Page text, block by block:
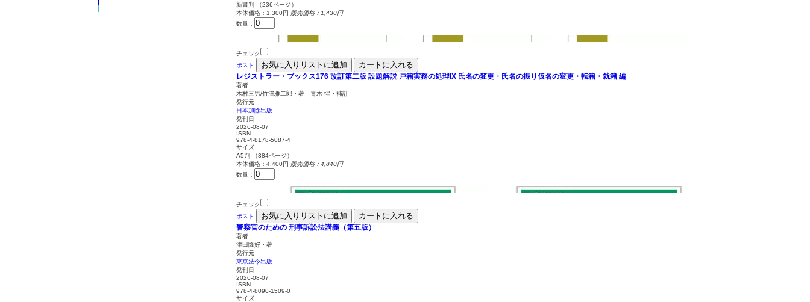
新書判 （236ページ）
本体価格：1,300円 販売価格：1,430円
数量：
チェック
ポスト
お気に入りリストに追加 カートに入れる
レジストラー・ブックス176 改訂第二版 設題解説 戸籍実務の処理IX 氏名の変更・氏名の振り仮名の変更・転籍・就籍 編
著者
木村三男/竹澤雅二郎・著 青木 惺・補訂
発行元
日本加除出版
発刊日
2026-08-07
ISBN
978-4-8178-5087-4
サイズ
A5判 （384ページ）
本体価格：4,400円 販売価格：4,840円
数量：
チェック
ポスト
お気に入りリストに追加 カートに入れる
警察官のための 刑事訴訟法講義（第五版）
著者
津田隆好・著
発行元
東京法令出版
発刊日
2026-08-07
ISBN
978-4-8090-1509-0
サイズ